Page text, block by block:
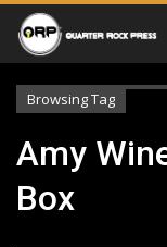
Browsing Tag
Amy
Box